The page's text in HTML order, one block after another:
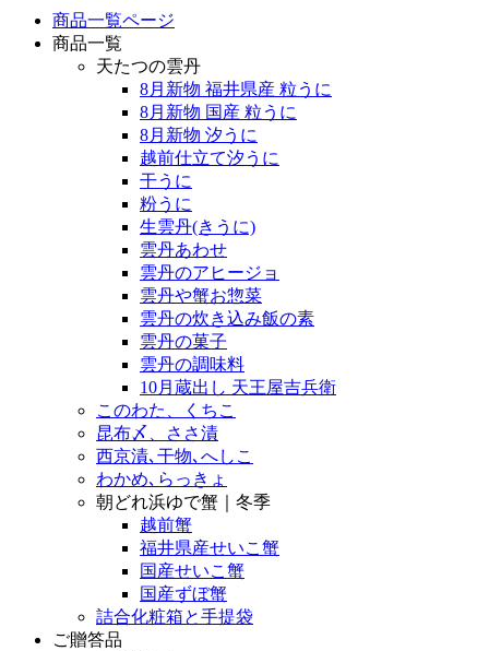
商品一覧ページ
商品一覧
天たつの雲丹
8月新物 福井県産 粒うに
8月新物 国産 粒うに
8月新物 汐うに
越前仕立て汐うに
干うに
粉うに
生雲丹(きうに)
雲丹あわせ
雲丹のアヒージョ
雲丹や蟹お惣菜
雲丹の炊き込み飯の素
雲丹の菓子
雲丹の調味料
10月蔵出し 天王屋吉兵衛
このわた、くちこ
昆布〆、ささ漬
西京漬､干物､へしこ
わかめ､らっきょ
朝どれ浜ゆで蟹｜冬季
越前蟹
福井県産せいこ蟹
国産せいこ蟹
国産ずぼ蟹
詰合化粧箱と手提袋
ご贈答品